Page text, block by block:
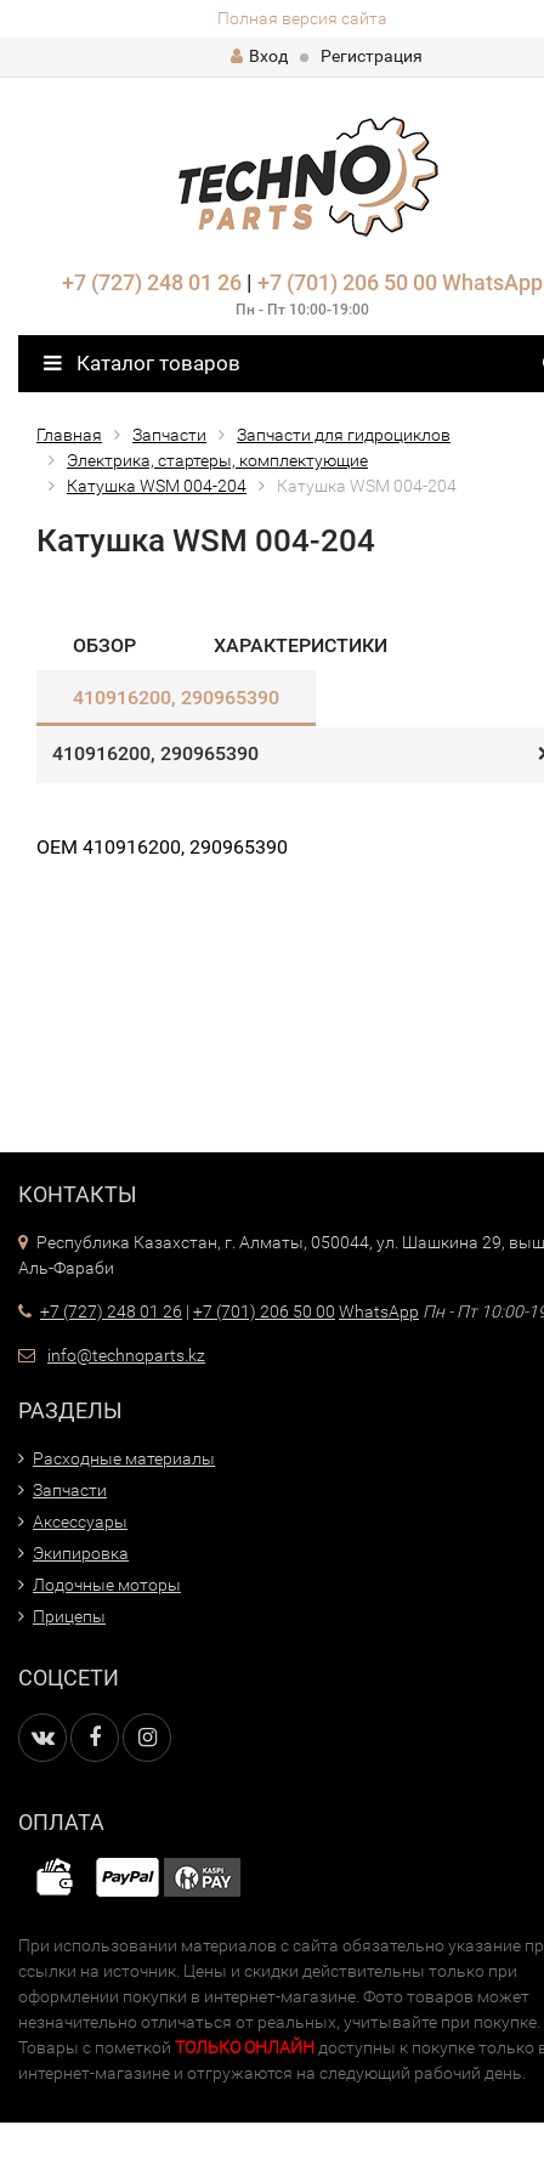
Полная версия сайта
Вход
Регистрация
+7 (727) 248 01 26| +7 (701) 206 50 00 WhatsApp
Пн - Пт 10:00-19:00
Каталог товаров
Главная Запчасти
Запчасти для гидроциклов
Электрика, стартеры, комплектующие
Катушка WSM 004-204
Катушка WSM 004-204
Катушка WSM 004-204
ОБЗОР ХАРАКТЕРИСТИКИ
410916200, 290965390​
410916200, 290965390​
OEM 410916200, 290965390
КОНТАКТЫ
Республика Казахстан, г. Алматы, 050044, ул. Шашкина 29,
Аль-Фараби
+7 (727) 248 01 26 | +7 (701) 206 50 00 WhatsApp Пн - Пт 10:00-
info@technoparts.kz
РАЗДЕЛЫ
Расходные материалы
Запчасти
Аксессуары
Экипировка
Лодочные моторы
Прицепы
СОЦСЕТИ
ОПЛАТА
При использовании материалов с сайта обязательно указание
ссылки на источник. Цены и скидки действительны только при
оформлении покупки в интернет-магазине. Фото товаров может
незначительно отличаться от реальных, учитывайте при покупке.
Товары с пометкой ТОЛЬКО ОНЛАЙН доступны к покупке только
интернет-магазине и отгружаются на следующий рабочий день.